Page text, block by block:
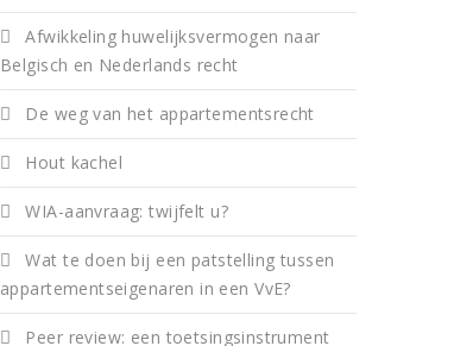
Afwikkeling huwelijksvermogen naar
Belgisch en Nederlands recht
De weg van het appartementsrecht
Hout kachel
WIA-aanvraag: twijfelt u?
Wat te doen bij een patstelling tussen
appartementseigenaren in een VvE?
Peer review: een toetsingsinstrument